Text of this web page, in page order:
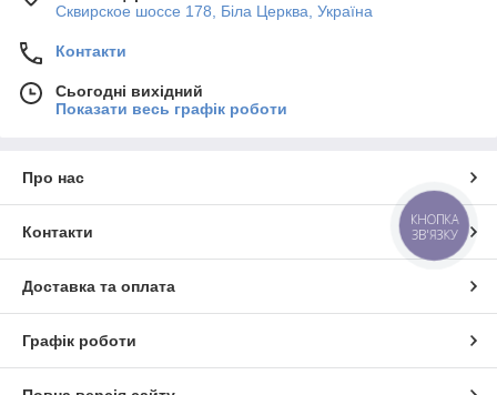
Сквирское шоссе 178, Біла Церква, Україна
Контакти
Сьогодні вихідний
Показати весь графік роботи
Про нас
Контакти
Доставка та оплата
Графік роботи
КНОПКА
ЗВ'ЯЗКУ